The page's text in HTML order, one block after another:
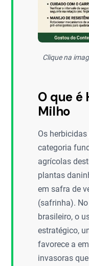
Clique na
O que é
Milho
Os
categoria
agrícolas
plantas
em safra de
(safrinha).
brasileiro, o
estratégico,
favorece a
invasoras